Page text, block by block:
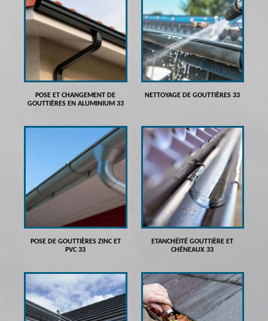
POSE ET CHANGEMENT DE
GOUTTIÈRES EN ALUMINIUM 33
NETTOYAGE DE GOUTTIÈRES 33
POSE DE GOUTTIÈRES ZINC ET
PVC 33
ETANCHÉITÉ GOUTTIÈRE ET
CHÉNEAUX 33